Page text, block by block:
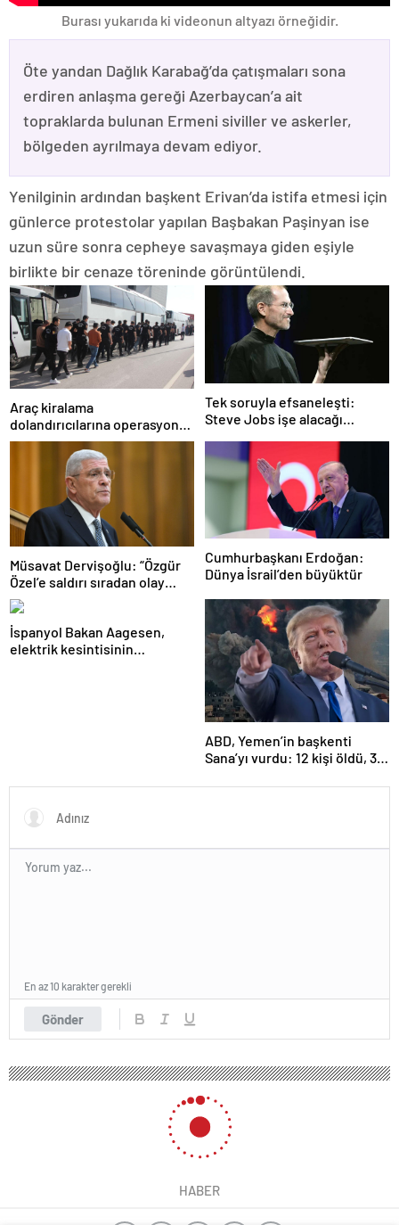
Burası yukarıda ki videonun altyazı örneğidir.
Öte yandan Dağlık Karabağ’da çatışmaları sona
erdiren anlaşma gereği Azerbaycan’a ait
topraklarda bulunan Ermeni siviller ve askerler,
bölgeden ayrılmaya devam ediyor.
Yenilginin ardından başkent Erivan’da istifa etmesi için
günlerce protestolar yapılan Başbakan Paşinyan ise
uzun süre sonra cepheye savaşmaya giden eşiyle
birlikte bir cenaze töreninde görüntülendi.
Araç kiralama
dolandırıcılarına operasyon:
101 gözaltı
Tek soruyla efsaneleşti:
Steve Jobs işe alacağı
seçiyordu!
Müsavat Dervişoğlu: “Özgür
Özel’e saldırı sıradan olay
değil”
Cumhurbaşkanı Erdoğan:
Dünya İsrail’den büyüktür
İspanyol Bakan Aagesen,
elektrik kesintisinin
ABD, Yemen’in başkenti
Sana’yı vurdu: 12 kişi öldü, 30
Gönder
En az 10 karakter gerekli
HABER